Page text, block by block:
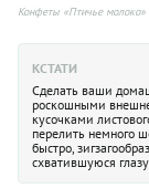
Конфеты «Птичье молоко»
КСТАТИ
Сделать ваши
роскошными
кусочками
перелить немного
быстро,
схватившуюся